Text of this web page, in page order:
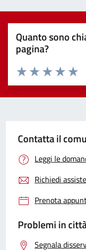
Quanto sono
pagina?
Valuta 4
Valuta 3
Valuta 2 stelle
Valuta 1 stelle su 5
Contatta il
Leggi le
Richiedi
Prenota
Problemi in
Segnala